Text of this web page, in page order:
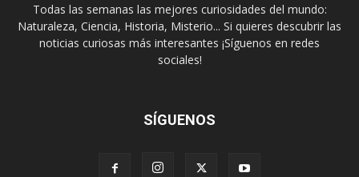
Todas las semanas las mejores curiosidades del mundo:
Naturaleza, Ciencia, Historia, Misterio... Si quieres descubrir las
noticias curiosas más interesantes ¡Síguenos en redes
sociales!
SÍGUENOS